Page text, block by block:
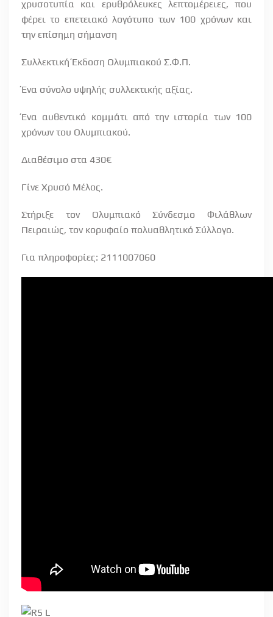
χρυσοτυπία και ερυθρόλευκες λεπτομέρειες, που
φέρει το επετειακό λογότυπο των 100 χρόνων και
την επίσημη σήμανση
Συλλεκτική Έκδοση Ολυμπιακού Σ.Φ.Π.
Ένα σύνολο υψηλής συλλεκτικής αξίας.
Ένα αυθεντικό κομμάτι από την ιστορία των 100
χρόνων του Ολυμπιακού.
Διαθέσιμο στα 430€
Γίνε Χρυσό Μέλος.
Στήριξε τον Ολυμπιακό Σύνδεσμο Φιλάθλων
Πειραιώς, τον κορυφαίο πολυαθλητικό Σύλλογο.
Για πληροφορίες: 2111007060